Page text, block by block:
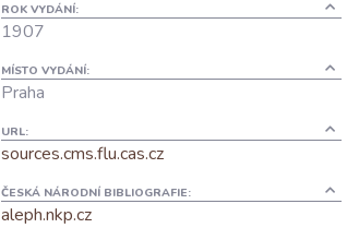
ROK VYDÁNÍ:
1907
MÍSTO VYDÁNÍ:
Praha
URL:
sources.cms.flu.cas.cz
ČESKÁ NÁRODNÍ BIBLIOGRAFIE:
aleph.nkp.cz